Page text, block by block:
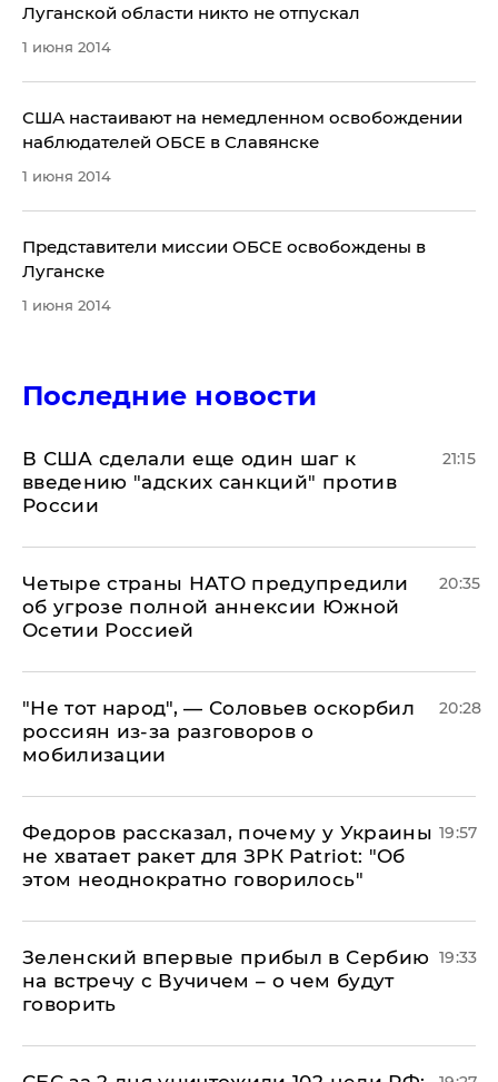
Луганской области никто не отпускал
1 июня 2014
США настаивают на немедленном освобождении
наблюдателей ОБСЕ в Славянске
1 июня 2014
​Представители миссии ОБСЕ освобождены в
Луганске
1 июня 2014
Последние новости
В США сделали еще один шаг к
введению "адских санкций" против
России
21:15
Четыре страны НАТО предупредили
об угрозе полной аннексии Южной
Осетии Россией
20:35
​"Не тот народ", — Соловьев оскорбил
россиян из-за разговоров о
мобилизации
20:28
Федоров рассказал, почему у Украины
не хватает ракет для ЗРК Patriot: "Об
этом неоднократно говорилось"
19:57
Зеленский впервые прибыл в Сербию
на встречу с Вучичем – о чем будут
говорить
19:33